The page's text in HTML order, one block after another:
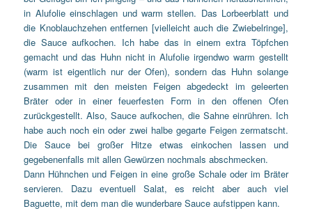
in Alufolie einschlagen und warm stellen. Das Lorbeerblatt und
die Knoblauchzehen entfernen [vielleicht auch die Zwiebelringe],
die Sauce aufkochen. Ich habe das in einem extra Töpfchen
gemacht und das Huhn nicht in Alufolie irgendwo warm gestellt
(warm ist eigentlich nur der Ofen), sondern das Huhn solange
zusammen mit den meisten Feigen abgedeckt im geleerten
Bräter oder in einer feuerfesten Form in den offenen Ofen
zurückgestellt. Also, Sauce aufkochen, die Sahne einrühren. Ich
habe auch noch ein oder zwei halbe gegarte Feigen zermatscht.
Die Sauce bei großer Hitze etwas einkochen lassen und
gegebenenfalls mit allen Gewürzen nochmals abschmecken.
Dann Hühnchen und Feigen in eine große Schale oder im Bräter
servieren. Dazu eventuell Salat, es reicht aber auch viel
Baguette, mit dem man die wunderbare Sauce aufstippen kann.